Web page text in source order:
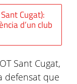
Cugat):
d’un club
Sant Cugat,
defensat que